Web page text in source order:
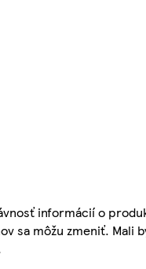
informácií o
sa môžu zmeniť.